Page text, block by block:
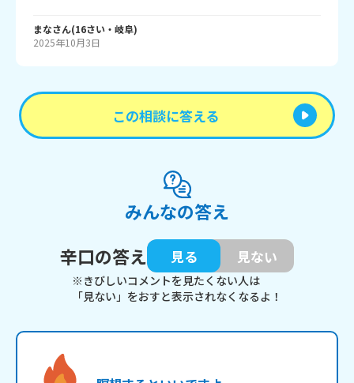
まなさん(16さい・ 岐阜)
2025年10月3日
この相談に答える
みんなの答え
辛口の答え
見る 見ない
※きびしいコメントを見たくない人は
「見ない」をおすと表示されなくなるよ！